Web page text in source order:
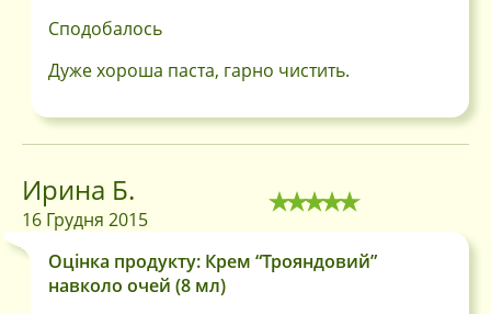
Сподобалось
Дуже хороша паста, гарно чистить.
Ирина Б.
16 Грудня 2015
Оцінка продукту: Крем “Трояндовий”
навколо очей (8 мл)